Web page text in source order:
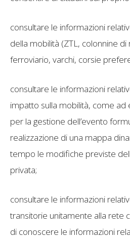
consultare le informazioni
della mobilità (ZTL, colonnine
ferroviario, varchi, corsie
consultare le informazioni
impatto sulla mobilità, come
per la gestione dell’evento
realizzazione di una mappa
tempo le modifiche previste
privata;
consultare le informazioni
transitorie unitamente alla rete
di conoscere le informazioni